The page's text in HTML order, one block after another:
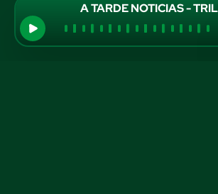
A TARDE NOTICIAS -